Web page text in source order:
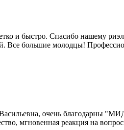
и быстро. Спасибо нашему
большие молодцы!
очень благодарны
мгновенная реакция на